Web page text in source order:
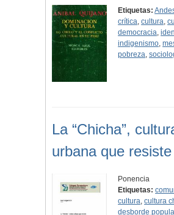
Etiquetas:
crítica,cultura,
democracia,
indigenismo,
pobreza,
La “Chicha”,
urbana que resiste
Ponencia
Etiquetas:
cultura,cultura
desborde